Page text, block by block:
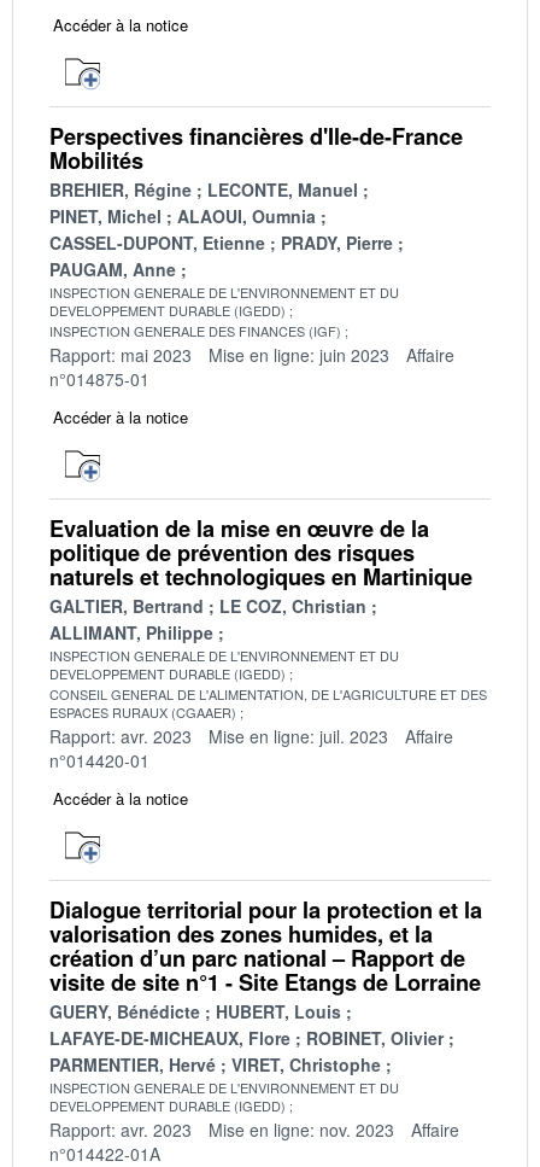
Accéder à la notice
Perspectives financières d'Ile-de-France
Mobilités
BREHIER, Régine
LECONTE, Manuel
PINET, Michel
ALAOUI, Oumnia
CASSEL-DUPONT, Etienne
PRADY, Pierre
PAUGAM, Anne
INSPECTION GENERALE DE L'ENVIRONNEMENT ET DU
DEVELOPPEMENT DURABLE (IGEDD)
INSPECTION GENERALE DES FINANCES (IGF)
Rapport: mai 2023 Mise en ligne: juin 2023
Affaire
n°014875-01
Accéder à la notice
Evaluation de la mise en œuvre de la
politique de prévention des risques
naturels et technologiques en Martinique
GALTIER, Bertrand
LE COZ, Christian
ALLIMANT, Philippe
INSPECTION GENERALE DE L'ENVIRONNEMENT ET DU
DEVELOPPEMENT DURABLE (IGEDD)
CONSEIL GENERAL DE L'ALIMENTATION, DE L'AGRICULTURE ET DES
ESPACES RURAUX (CGAAER)
Rapport: avr. 2023 Mise en ligne: juil. 2023
Affaire
n°014420-01
Accéder à la notice
Dialogue territorial pour la protection et la
valorisation des zones humides, et la
création d’un parc national – Rapport de
visite de site n°1 - Site Etangs de Lorraine
GUERY, Bénédicte
HUBERT, Louis
LAFAYE-DE-MICHEAUX, Flore
ROBINET, Olivier
PARMENTIER, Hervé
VIRET, Christophe
INSPECTION GENERALE DE L'ENVIRONNEMENT ET DU
DEVELOPPEMENT DURABLE (IGEDD)
Rapport: avr. 2023 Mise en ligne: nov. 2023
Affaire
n°014422-01A